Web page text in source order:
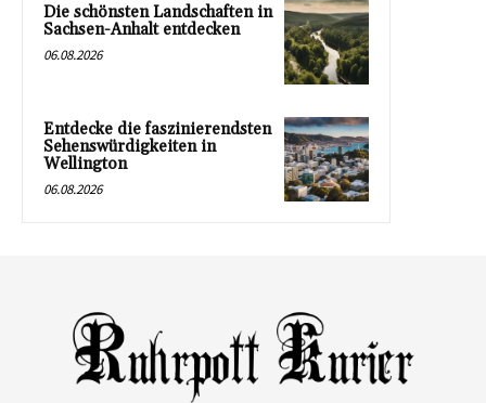
Die schönsten Landschaften in
Sachsen-Anhalt entdecken
06.08.2026
Entdecke die faszinierendsten
Sehenswürdigkeiten in
Wellington
06.08.2026